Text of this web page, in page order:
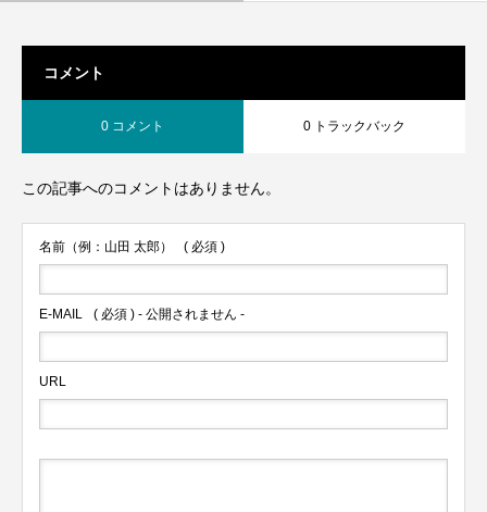
コメント
0 コメント 0 トラックバック
この記事へのコメントはありません。
名前（例：山田 太郎） ( 必須 )
E-MAIL ( 必須 ) - 公開されません -
URL